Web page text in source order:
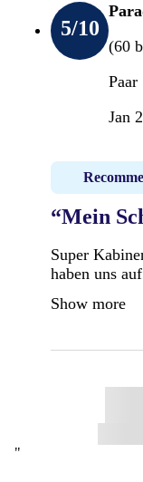
5/10
(60
Paar
Jan
“Mein
Super
haben uns
Show more
"